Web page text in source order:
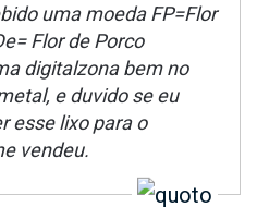
uma moeda FP=Flor
Flor de Porco
digitalzona bem no
e duvido se eu
esse lixo para o
vendeu.